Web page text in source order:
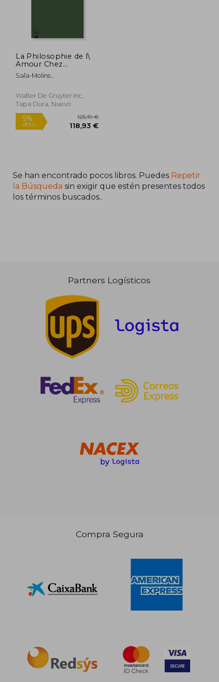
La Philosophie de l\
Amour Chez
Raymond Lulle (en
Francés)
Sala-Molins
Walter De Gruyter Inc,
Tapa Dura, Nuevo
Se han encontrado pocos libros. Puedes Repetir
la Búsqueda sin exigir que estén presentes todos
los términos buscados..
Partners Logísticos
Compra Segura